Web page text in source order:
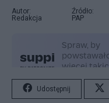
Autor:
Redakcja
Źródło:
PAP
Udostępnij